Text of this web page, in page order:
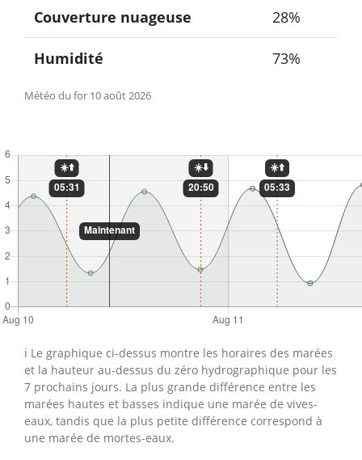
Météo du for 10 août 2026
Couverture nuageuse 28%
Humidité 73%
ℹ️ Le graphique ci-dessus montre les horaires des marées
et la hauteur au-dessus du zéro hydrographique pour les
7 prochains jours. La plus grande différence entre les
marées hautes et basses indique une marée de vives-
eaux, tandis que la plus petite différence correspond à
une marée de mortes-eaux.